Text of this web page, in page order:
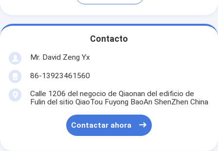
Contacto
Mr. David Zeng Yx
86-13923461560
Calle 1206 del negocio de Qiaonan del edificio de
Fulin del sitio QiaoTou Fuyong BaoAn ShenZhen China
Contactar ahora